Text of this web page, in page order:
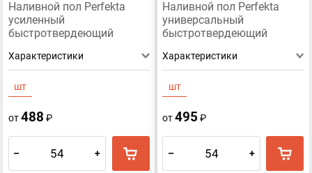
Наливной пол Perfekta
усиленный
быстротвердеющий
Характеристики
шт
от488 ₽
– +
Наливной пол Perfekta
универсальный
быстротвердеющий
Характеристики
шт
от495 ₽
– +